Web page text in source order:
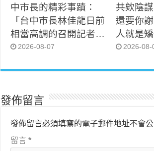
中市長的精彩事蹟：
「台中市長林佳龍日前
相當高調的召開記者…
2026-08-07
共欸陰
還要你
人就是
2026-08-
發佈留言
發佈留言必須填寫的電子郵件地址不會公
留言 *